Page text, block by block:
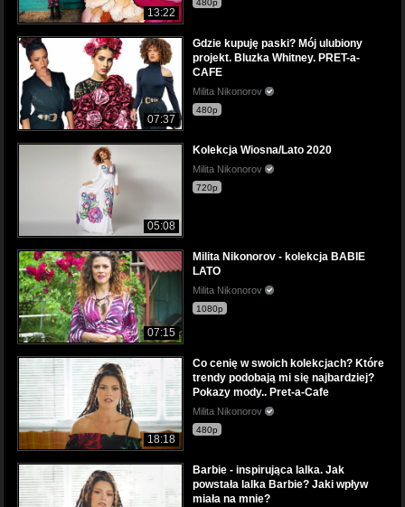
13:22
480p
07:37
Gdzie kupuję paski? Mój ulubiony
projekt. Bluzka Whitney. PRET-a-
CAFE
Milita Nikonorov
480p
05:08
Kolekcja Wiosna/Lato 2020
Milita Nikonorov
720p
07:15
Milita Nikonorov - kolekcja BABIE
LATO
Milita Nikonorov
1080p
18:18
Co cenię w swoich kolekcjach? Które
trendy podobają mi się najbardziej?
Pokazy mody.. Pret-a-Cafe
Milita Nikonorov
480p
Barbie - inspirująca lalka. Jak
powstała lalka Barbie? Jaki wpływ
miała na mnie?